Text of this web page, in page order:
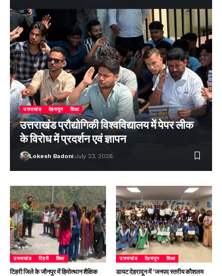
उत्तराखंड देहरादून शिक्षा
उत्तराखंड प्रौद्योगिकी विश्वविद्यालय में पेपर लीक
के विरोध में प्रदर्शन एवं ज्ञापन
Lokesh Badoni July 23, 2026
उत्तराखंड टिहरी शिक्षा
टिहरी जिले के जौनपुर में हिमोत्थान शैक्षिक
उत्तराखंड देहरादून शिक्षा
डायट देहरादून में ‘जनपद स्तरीय कौशलम